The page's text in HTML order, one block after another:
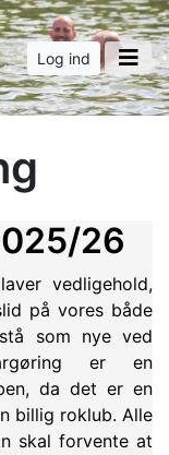
Log ind
26
vedligehold,
på vores både
som nye ved
er en
da det er en
billig roklub. Alle
skal forvente at